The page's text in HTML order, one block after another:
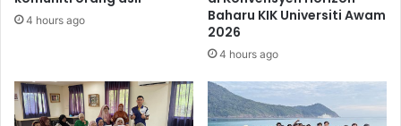
4 hours ago
Baharu KIK Universiti Awam
2026
4 hours ago